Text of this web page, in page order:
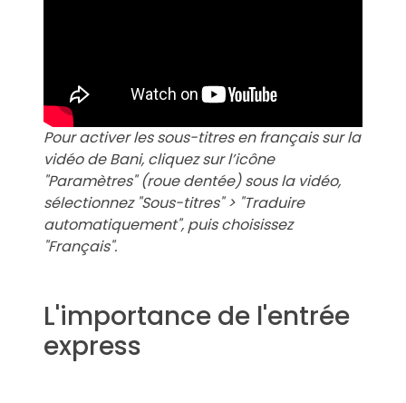
Pour activer les sous-titres en français sur la
vidéo de Bani, cliquez sur l’icône
"Paramètres" (roue dentée) sous la vidéo,
sélectionnez "Sous-titres" > "Traduire
automatiquement", puis choisissez
"Français".
L'importance de l'entrée
express